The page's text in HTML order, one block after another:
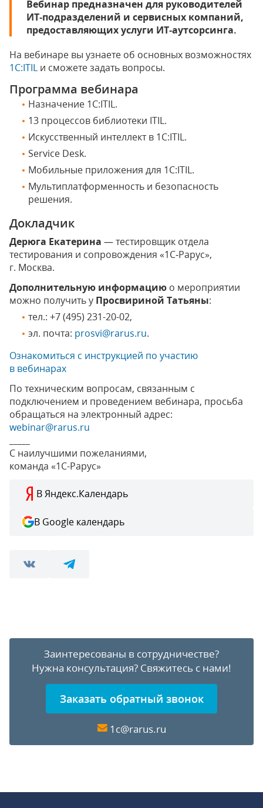
Вебинар предназначен для руководителей
ИТ‑подразделений и сервисных компаний,
предоставляющих услуги ИТ‑аутсорсинга.
На вебинаре вы узнаете об основных возможностях
1С:ITIL и сможете задать вопросы.
Программа вебинара
Назначение 1С:ITIL.
13 процессов библиотеки ITIL.
Искусственный интеллект в 1С:ITIL.
Service Desk.
Мобильные приложения для 1C:ITIL.
Мультиплатформенность и безопасность
решения.
Докладчик
Дерюга Екатерина — тестировщик отдела
тестирования и сопровождения «1С‑Рарус»,
г. Москва.
Дополнительную информацию о мероприятии
можно получить у Просвириной Татьяны:
тел.: +7 (495) 231-20-02,
эл. почта: prosvi@rarus.ru.
Ознакомиться с инструкцией по участию
в вебинарах
По техническим вопросам, связанным с
подключением и проведением вебинара, просьба
обращаться на электронный адрес:
webinar@rarus.ru
С наилучшими пожеланиями,
команда «1С-Рарус»
В Яндекс.Календарь
В Google календарь
Заинтересованы в сотрудничестве?
Нужна консультация? Свяжитесь с нами!
Заказать обратный звонок
1c@rarus.ru